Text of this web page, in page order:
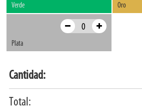
Verde Oro
Plata
Cantidad:
Total: